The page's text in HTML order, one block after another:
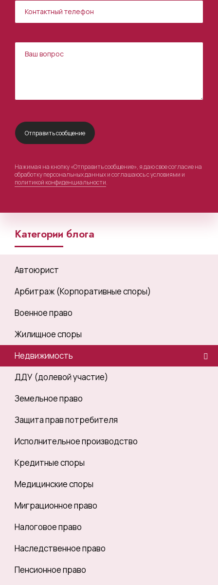
Нажимая на кнопку «Отправить сообщение», я даю свое согласие на
обработку персональных данных и соглашаюсь с условиями и
политикой конфиденциальности.
Категории блога
Автоюрист
Арбитраж (Корпоративные споры)
Военное право
Жилищное споры
Недвижимость
ДДУ (долевой участие)
Земельное право
Защита прав потребителя
Исполнительное производство
Кредитные споры
Медицинские споры
Миграционное право
Налоговое право
Наследственное право
Пенсионное право